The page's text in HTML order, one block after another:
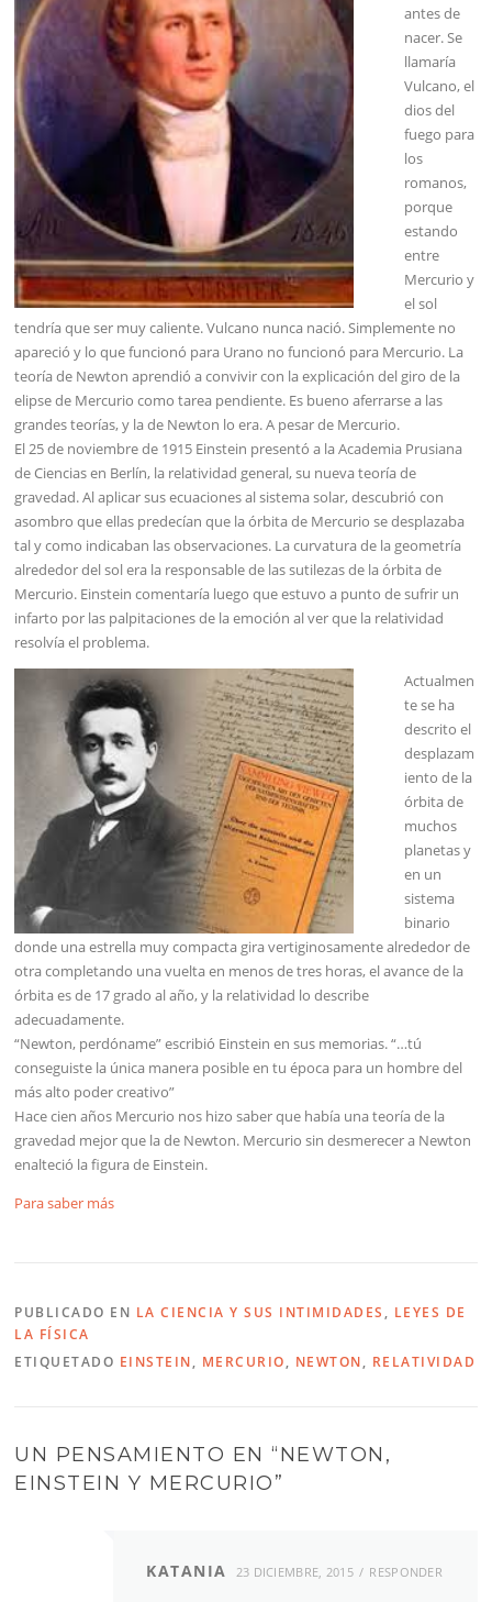
antes de
nacer. Se
llamaría
Vulcano, el
dios del
fuego para
los
romanos,
porque
estando
entre
Mercurio y
el sol
tendría que ser muy caliente. Vulcano nunca nació. Simplemente no
apareció y lo que funcionó para Urano no funcionó para Mercurio. La
teoría de Newton aprendió a convivir con la explicación del giro de la
elipse de Mercurio como tarea pendiente. Es bueno aferrarse a las
grandes teorías, y la de Newton lo era. A pesar de Mercurio.
El 25 de noviembre de 1915 Einstein presentó a la Academia Prusiana
de Ciencias en Berlín, la relatividad general, su nueva teoría de
gravedad. Al aplicar sus ecuaciones al sistema solar, descubrió con
asombro que ellas predecían que la órbita de Mercurio se desplazaba
tal y como indicaban las observaciones. La curvatura de la geometría
alrededor del sol era la responsable de las sutilezas de la órbita de
Mercurio. Einstein comentaría luego que estuvo a punto de sufrir un
infarto por las palpitaciones de la emoción al ver que la relatividad
resolvía el problema.
Actualmen
te se ha
descrito el
desplazam
iento de la
órbita de
muchos
planetas y
en un
sistema
binario
donde una estrella muy compacta gira vertiginosamente alrededor de
otra completando una vuelta en menos de tres horas, el avance de la
órbita es de 17 grado al año, y la relatividad lo describe
adecuadamente.
“Newton, perdóname” escribió Einstein en sus memorias. “…tú
conseguiste la única manera posible en tu época para un hombre del
más alto poder creativo”
Hace cien años Mercurio nos hizo saber que había una teoría de la
gravedad mejor que la de Newton. Mercurio sin desmerecer a Newton
enalteció la figura de Einstein.
Para saber más
PUBLICADO EN LA CIENCIA Y SUS INTIMIDADES , LEYES DE
LA FÍSICA
ETIQUETADO EINSTEIN, MERCURIO, NEWTON, RELATIVIDAD
UN PENSAMIENTO EN “NEWTON,
EINSTEIN Y MERCURIO”
KATANIA 23 DICIEMBRE, 2015 RESPONDER